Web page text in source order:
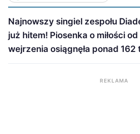
Najnowszy singiel zespołu
już hitem! Piosenka o miłości
wejrzenia osiągnęła ponad
REKLAMA